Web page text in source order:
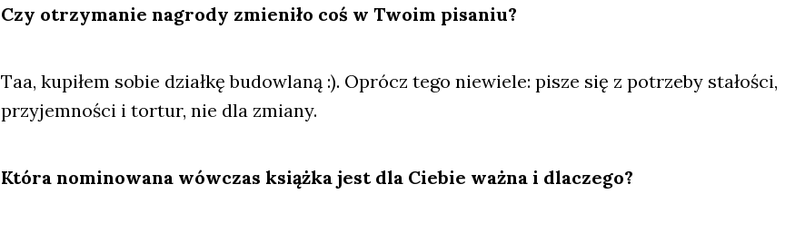
Czy otrzy­ma­nie nagro­dy zmie­ni­ło coś w Two­im pisa­niu?
Taa, kupi­łem sobie dział­kę budow­la­ną :). Oprócz tego nie­wie­le: pisze się z potrze­by sta­ło­ści,
przy­jem­no­ści i tor­tur, nie dla zmia­ny.
Któ­ra nomi­no­wa­na wów­czas książ­ka jest dla Cie­bie waż­na i dla­cze­go?